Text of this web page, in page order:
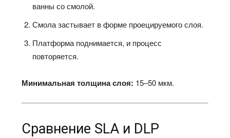
ванны со смолой.​
Смола застывает в форме проецируемого слоя.​
Платформа поднимается, и процесс
повторяется.​
Минимальная толщина слоя: 15–50 мкм.​
Сравнение SLA и DLP